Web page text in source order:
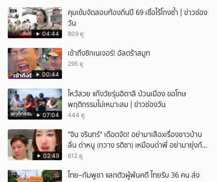
04:44
คุมเข้มจัดสอบท้องถิ่นปี 69 เชื่อไร้โกงซ้ำ | ข่าวช่อง
วัน
809 ดู
00:44
เข้าถึงซิกเนเจอร์! อัลตร้าสมูท
295 ดู
07:04
ไหว้สวย แก๊งวัยรุ่นอิตาลี ป่วนเมือง ขอโทษ
พฤติกรรมไม่เหมาะสม | ข่าวช่องวัน
444 ดู
02:49
ั่"จิน จรินทร์" เดือดจัด! อย่ามาเสือxเรื่องชาวบ้าน
ลั่น ด่าหนู (กวาง รติชา) เหมือนด่าพี่ อย่ามายุ่งกับ
คนของผม จบ!!!
612 ดู
ไทย–กัมพูชา แลกตัวผู้พ้นคดี ไทยรับ 36 คน ส่ง